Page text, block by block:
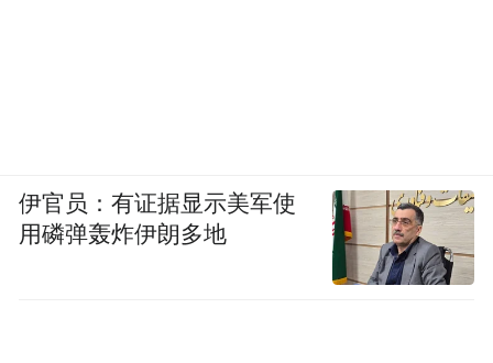
伊官员：有证据显示美军使
用磷弹轰炸伊朗多地